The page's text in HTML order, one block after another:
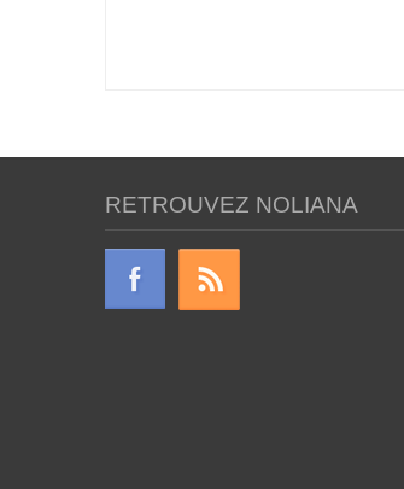
RETROUVEZ NOLIANA